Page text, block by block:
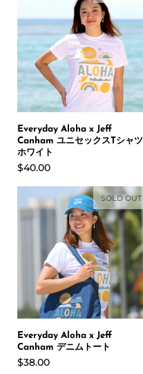
Everyday Aloha x Jeff
Canham ユニセックスTシャツ
ホワイト
$40.00
Everyday Aloha x Jeff
Canham デニムトート
$38.00
SOLD OUT